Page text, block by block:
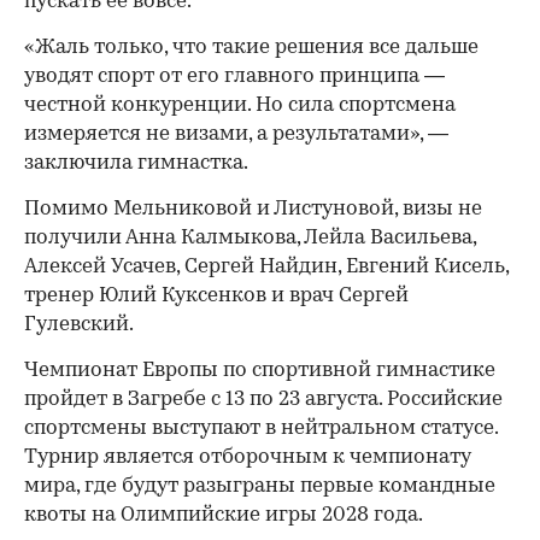
«Жаль только, что такие решения все дальше
уводят спорт от его главного принципа —
честной конкуренции. Но сила спортсмена
измеряется не визами, а результатами», —
заключила гимнастка.
Помимо Мельниковой и Листуновой, визы не
получили Анна Калмыкова, Лейла Васильева,
Алексей Усачев, Сергей Найдин, Евгений Кисель,
тренер Юлий Куксенков и врач Сергей
Гулевский.
Чемпионат Европы по спортивной гимнастике
пройдет в Загребе с 13 по 23 августа. Российские
спортсмены выступают в нейтральном статусе.
Турнир является отборочным к чемпионату
мира, где будут разыграны первые командные
квоты на Олимпийские игры 2028 года.